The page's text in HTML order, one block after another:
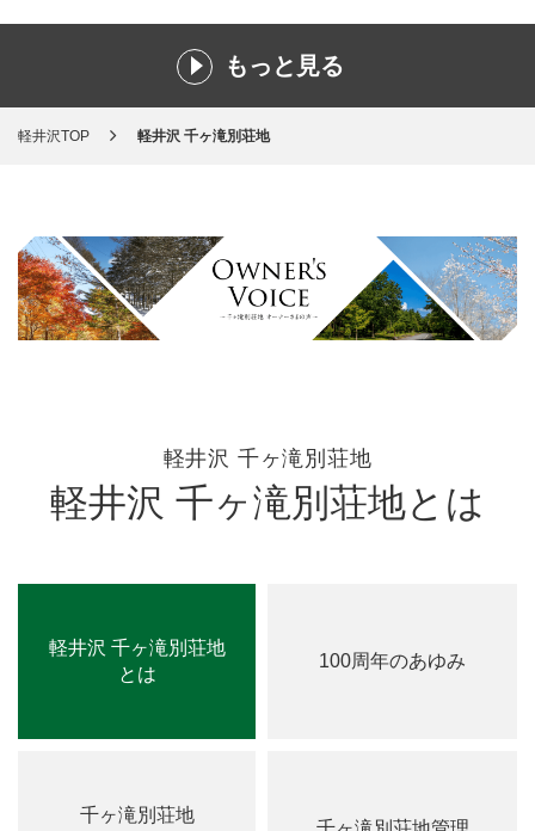
もっと見る
軽井沢TOP 軽井沢 千ヶ滝別荘地
軽井沢 千ヶ滝別荘地
軽井沢 千ヶ滝別荘地とは
軽井沢 千ヶ滝別荘地
とは
100周年のあゆみ
千ヶ滝別荘地